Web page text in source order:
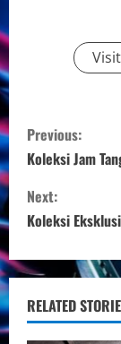
C
o
n
t
i
n
Previous:
Koleksi Jam
Next:
Koleksi
RELATED